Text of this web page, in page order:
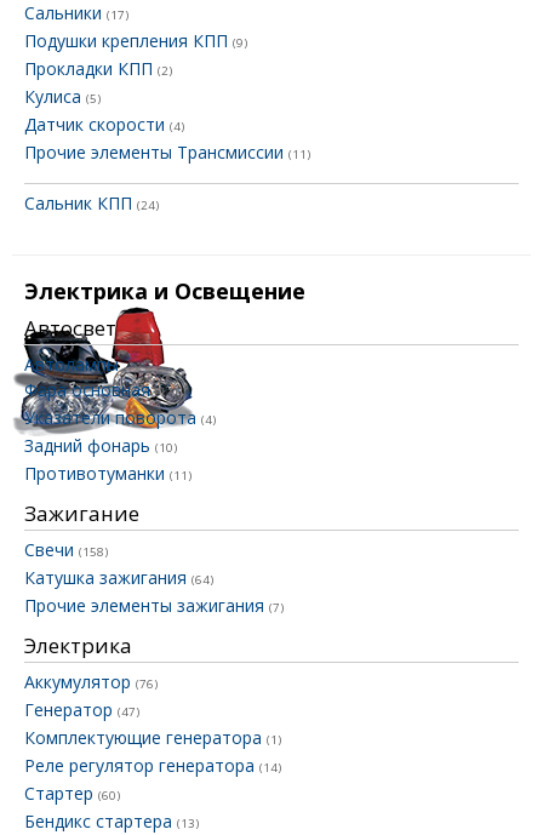
Сальники (17)
Подушки крепления КПП (9)
Прокладки КПП (2)
Кулиса (5)
Датчик скорости (4)
Прочие элементы Трансмиссии (11)
Сальник КПП (24)
Электрика и Освещение
Автосвет
Автолампы
Фара основная(11)
Указатели поворота (4)
Задний фонарь (10)
Противотуманки (11)
Зажигание
Свечи (158)
Катушка зажигания (64)
Прочие элементы зажигания (7)
Электрика
Аккумулятор (76)
Генератор (47)
Комплектующие генератора (1)
Реле регулятор генератора (14)
Стартер (60)
Бендикс стартера (13)